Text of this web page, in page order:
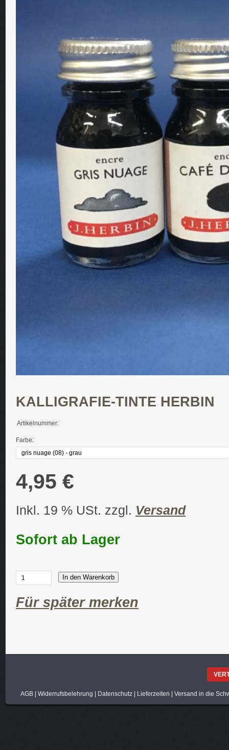
KALLIGRAFIE-TINTE HERBIN
Artikelnummer:
Farbe:
4,95 €
Inkl. 19 % USt. zzgl. Versand
Sofort ab Lager
In den Warenkorb
Für später merken
AGB| Widerrufsbelehrung Datenschutz| Lieferzeiten Versand in die